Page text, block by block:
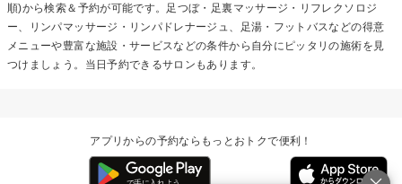
順)から検索＆予約が可能です。足つぼ・足裏マッサージ・リフレクソロジ
ー、リンパマッサージ・リンパドレナージュ、足湯・フットバスなどの得意
メニューや豊富な施設・サービスなどの条件から自分にピッタリの施術を見
つけましょう。当日予約できるサロンもあります。
アプリからの予約ならもっとおトクで便利！